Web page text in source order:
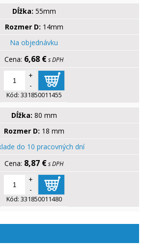
Dĺžka: 55mm
Rozmer D: 14mm
Na objednávku
6,68 €s DPH
+
-
Kód: 331850011455
Dĺžka: 80 mm
Rozmer D: 18 mm
do 10 pracovných dní
8,87 €s DPH
+
-
Kód: 331850011480